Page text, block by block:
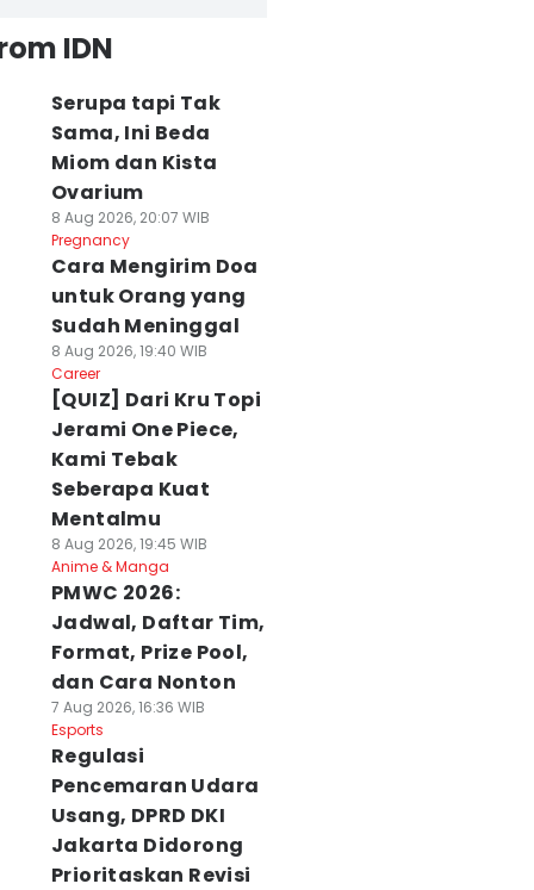
IDN
Serupa tapi Tak
Sama, Ini Beda
Miom dan Kista
Ovarium
8 Aug 2026, 20:07 WIB
Pregnancy
Cara Mengirim Doa
untuk Orang yang
Sudah Meninggal
8 Aug 2026, 19:40 WIB
Career
[QUIZ] Dari Kru Topi
Jerami One Piece,
Kami Tebak
Seberapa Kuat
Mentalmu
8 Aug 2026, 19:45 WIB
Anime & Manga
PMWC 2026:
Jadwal, Daftar Tim,
Format, Prize Pool,
dan Cara Nonton
7 Aug 2026, 16:36 WIB
Esports
Regulasi
Pencemaran Udara
Usang, DPRD DKI
Jakarta Didorong
Prioritaskan Revisi